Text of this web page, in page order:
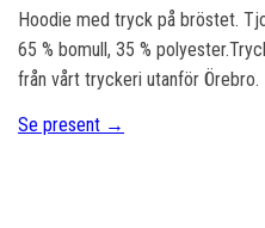
Hoodie med tryck på bröstet.
65 % bomull, 35 %
från vårt tryckeri utanför Örebro.
Se present →